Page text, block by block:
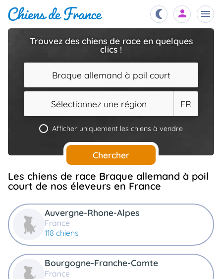
Services
Assurances
Connexion
Trouvez des chiens de race en quelques
clics !
Braque allemand à poil court
Sélectionnez une région FR
Afficher uniquement les chiens à vendre
Chercher
Les chiens de race Braque allemand à poil
court de nos éleveurs en France
Auvergne-Rhone-Alpes
France
118 chiens
Bourgogne-Franche-Comte
France